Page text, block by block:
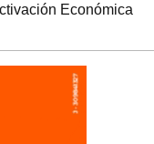
Económica